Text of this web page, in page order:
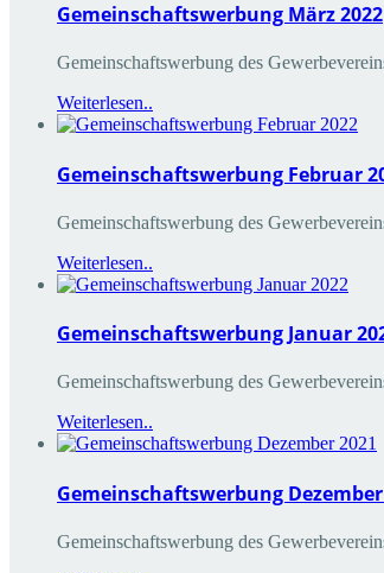
Gemeinschaftswerbung März 2022
Gemeinschaftswerbung des
Weiterlesen..
Gemeinschaftswerbung Februar
Gemeinschaftswerbung des
Weiterlesen..
Gemeinschaftswerbung Januar
Gemeinschaftswerbung des
Weiterlesen..
Gemeinschaftswerbung Dezember
Gemeinschaftswerbung des